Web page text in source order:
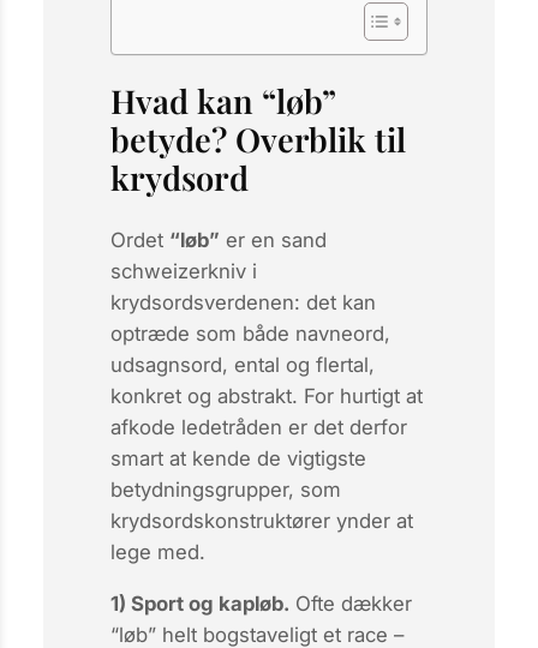
Hvad kan “løb”
betyde? Overblik til
krydsord
Ordet “løb” er en sand
schweizerkniv i
krydsordsverdenen: det kan
optræde som både navneord,
udsagnsord, ental og flertal,
konkret og abstrakt. For hurtigt at
afkode ledetråden er det derfor
smart at kende de vigtigste
betydningsgrupper, som
krydsordskonstruktører ynder at
lege med.
1) Sport og kapløb. Ofte dækker
“løb” helt bogstaveligt et race –